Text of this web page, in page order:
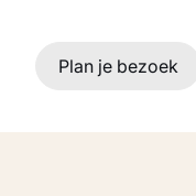
Ga naar
Plan je bezoek